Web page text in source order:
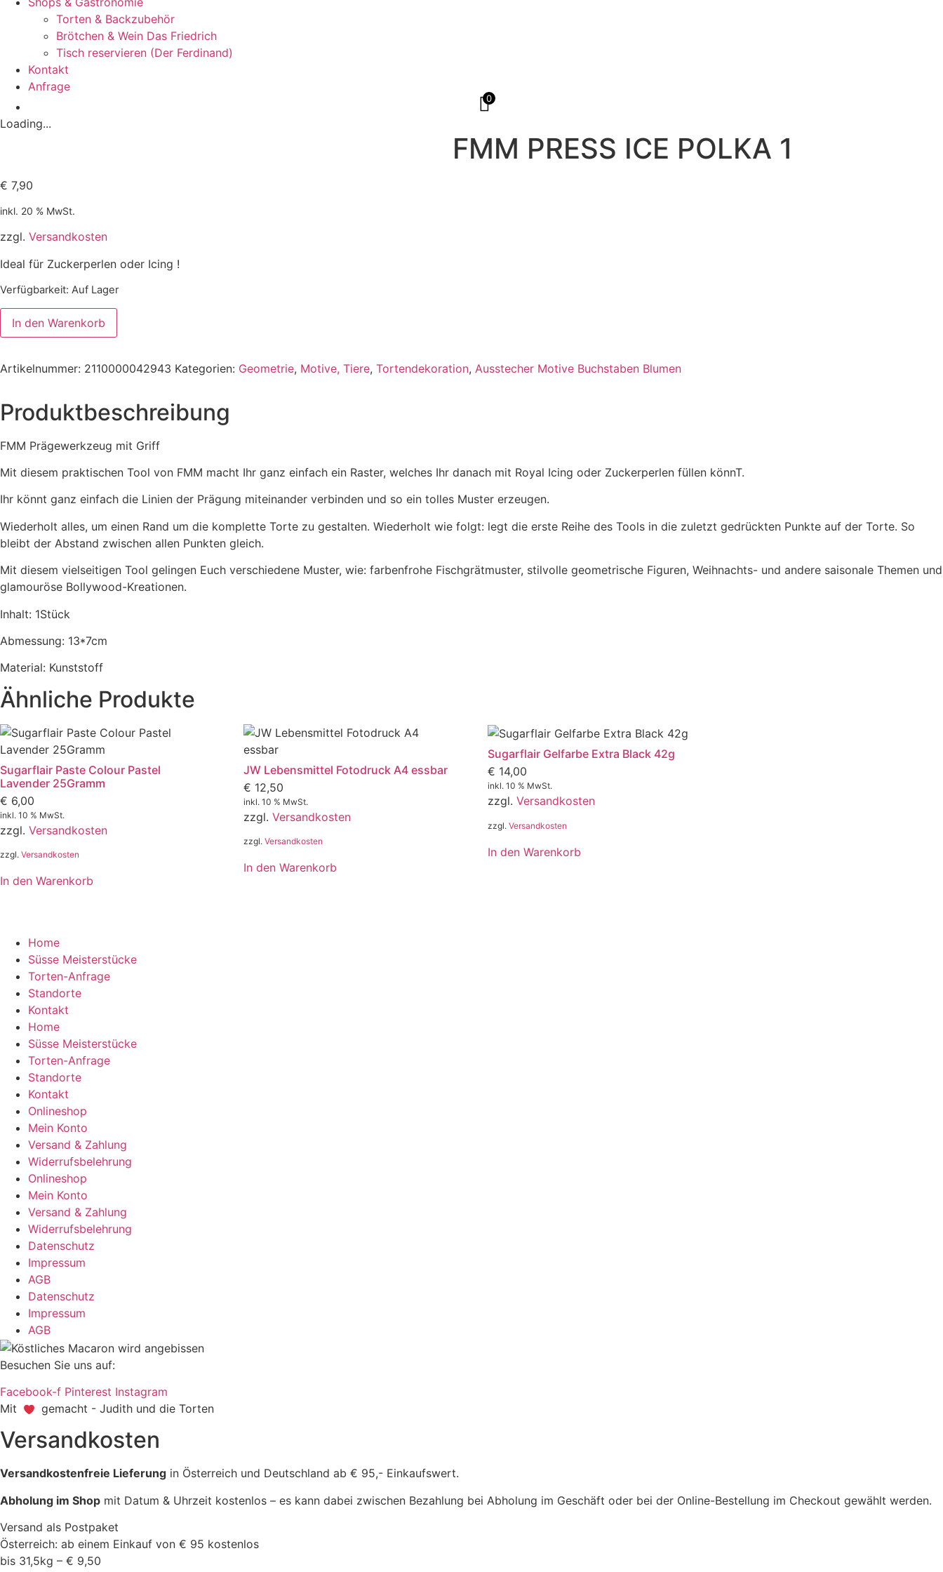
Torten & Backzubehör
Brötchen & Wein Das Friedrich
Tisch reservieren (Der Ferdinand)
Kontakt
Anfrage
0
Loading...
FMM PRESS ICE POLKA 1
€ 7,90
inkl. 20 % MwSt.
zzgl. Versandkosten
Ideal für Zuckerperlen oder Icing !
Verfügbarkeit: Auf Lager
In den Warenkorb
Artikelnummer: 2110000042943 Kategorien: Geometrie, Motive, Tiere, Tortendekoration, Ausstecher Motive Buchstaben Blumen
Produktbeschreibung
FMM Prägewerkzeug mit Griff
Mit diesem praktischen Tool von FMM macht Ihr ganz einfach ein Raster, welches Ihr danach mit Royal Icing oder Zuckerperlen füllen könnT.
Ihr könnt ganz einfach die Linien der Prägung miteinander verbinden und so ein tolles Muster erzeugen.
Wiederholt alles, um einen Rand um die komplette Torte zu gestalten. Wiederholt wie folgt: legt die erste Reihe des Tools in die zuletzt gedrückten Punkte auf der Torte. So
bleibt der Abstand zwischen allen Punkten gleich.
Mit diesem vielseitigen Tool gelingen Euch verschiedene Muster, wie: farbenfrohe Fischgrätmuster, stilvolle geometrische Figuren, Weihnachts- und andere saisonale Themen und
glamouröse Bollywood-Kreationen.
Inhalt: 1Stück
Abmessung: 13*7cm
Material: Kunststoff
Ähnliche Produkte
Sugarflair Paste Colour Pastel
Lavender 25Gramm
€ 6,00
inkl. 10 % MwSt.
zzgl. Versandkosten
zzgl. Versandkosten
In den Warenkorb
JW Lebensmittel Fotodruck A4 essbar
€ 12,50
inkl. 10 % MwSt.
zzgl.Versandkosten
zzgl.Versandkosten
In den Warenkorb
Sugarflair Gelfarbe Extra Black 42g
€ 14,00
inkl. 10 % MwSt.
zzgl. Versandkosten
zzgl. Versandkosten
In den Warenkorb
Home
Süsse Meisterstücke
Torten-Anfrage
Standorte
Kontakt
Home
Süsse Meisterstücke
Torten-Anfrage
Standorte
Kontakt
Onlineshop
Mein Konto
Versand & Zahlung
Widerrufsbelehrung
Onlineshop
Mein Konto
Versand & Zahlung
Widerrufsbelehrung
Datenschutz
Impressum
AGB
Datenschutz
Impressum
AGB
Besuchen Sie uns auf:
Facebook-f Pinterest Instagram
Mit
gemacht - Judith und die Torten
Versandkosten
Versandkostenfreie Lieferung in Österreich und Deutschland ab € 95,- Einkaufswert.
Abholung im Shop mit Datum & Uhrzeit kostenlos – es kann dabei zwischen Bezahlung bei Abholung im Geschäft oder bei der Online-Bestellung im Checkout gewählt werden.
Versand als Postpaket
Österreich: ab einem Einkauf von € 95 kostenlos
bis 31,5kg – € 9,50